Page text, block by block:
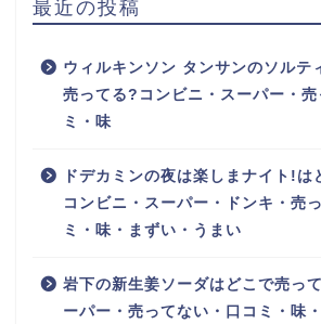
最近の投稿
ウィルキンソン タンサンのソルテ
売ってる?コンビニ・スーパー・売
ミ・味
ドデカミンの夜は楽しまナイト!は
コンビニ・スーパー・ドンキ・売
ミ・味・まずい・うまい
岩下の新生姜ソーダはどこで売っ
ーパー・売ってない・口コミ・味